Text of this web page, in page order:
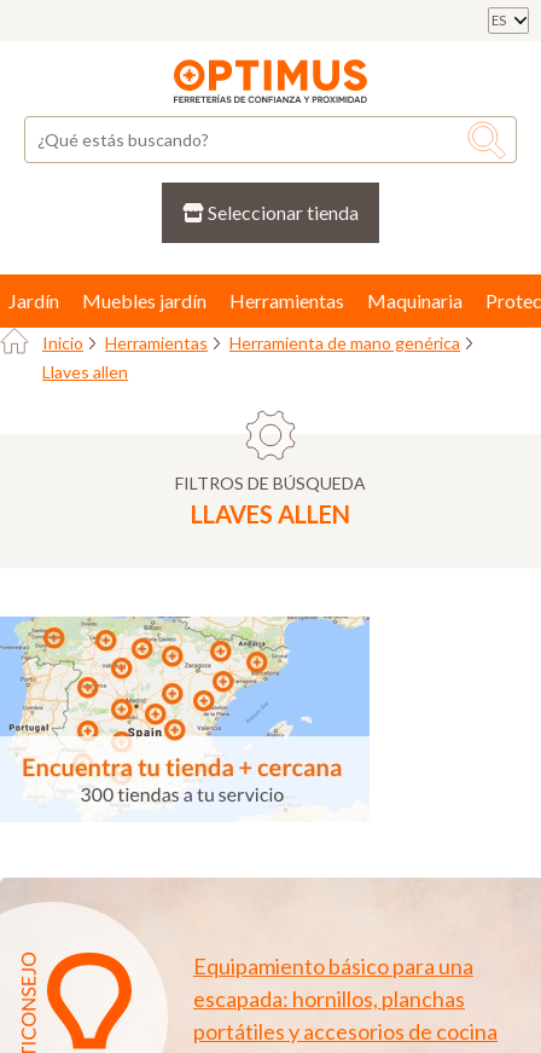
ES
Seleccionar tienda
Jardín Muebles jardín Herramientas Maquinaria
Inicio Herramientas
Herramienta de mano genérica
Llaves allen
FILTROS DE BÚSQUEDA
LLAVES ALLEN
Equipamiento básico para una
escapada: hornillos, planchas
portátiles y accesorios de cocina